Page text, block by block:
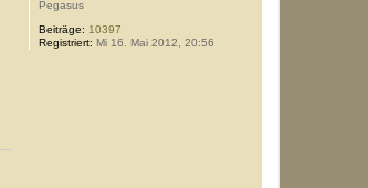
Pegasus
Beiträge: 10397
Registriert: Mi 16. Mai 2012, 20:56